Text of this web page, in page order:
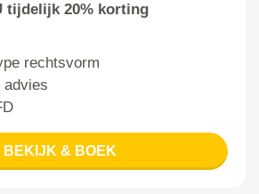
tijdelijk 20% korting
rechtsvorm
advies
BEKIJK & BOEK